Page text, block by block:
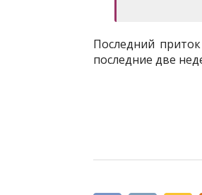
Последний
последние две